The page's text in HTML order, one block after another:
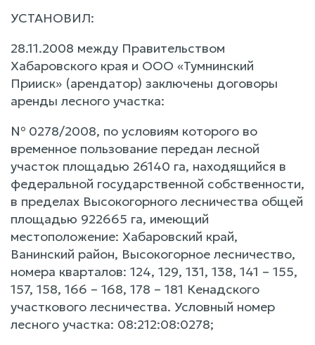
УСТАНОВИЛ:
28.11.2008 между Правительством
Хабаровского края и ООО «Тумнинский
Прииск» (арендатор) заключены договоры
аренды лесного участка:
№ 0278/2008, по условиям которого во
временное пользование передан лесной
участок площадью 26140 га, находящийся в
федеральной государственной собственности,
в пределах Высокогорного лесничества общей
площадью 922665 га, имеющий
местоположение: Хабаровский край,
Ванинский район, Высокогорное лесничество,
номера кварталов: 124, 129, 131, 138, 141 – 155,
157, 158, 166 – 168, 178 – 181 Кенадского
участкового лесничества. Условный номер
лесного участка: 08:212:08:0278;